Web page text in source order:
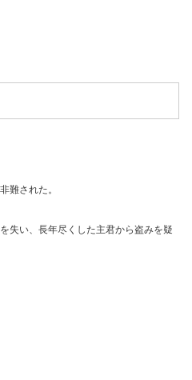
難された。
失い、長年尽くした主君から盗みを疑